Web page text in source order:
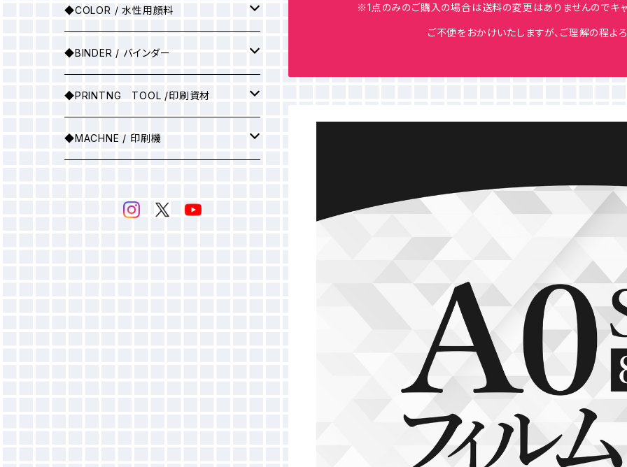
※1点のみのご購入の場合は送料の変更はありませんのでキ
ご不便をおかけいたしますが、ご理解の程よ
製版用インクジェットプリント
●A3サイズ
●A2サイズ
アルミ枠
アルミ枠+紗張り
フィルム
◆COLOR / 水性用顔料
▶25ｇ
▶100ｇ
◆BINDER / バインダー
▶ソフトバインダー(カラー)
▶ソフトバインダー（ホワイト）
◆PRINTNG TOOL /印刷資材
スキージ
◆MACHNE / 印刷機